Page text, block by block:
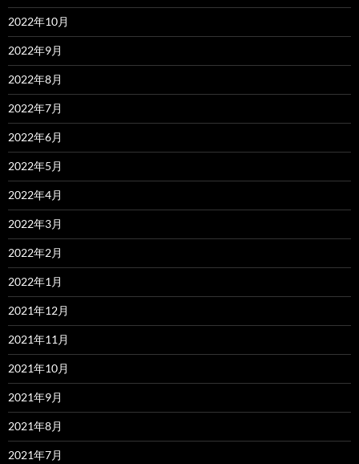
2022年10月
2022年9月
2022年8月
2022年7月
2022年6月
2022年5月
2022年4月
2022年3月
2022年2月
2022年1月
2021年12月
2021年11月
2021年10月
2021年9月
2021年8月
2021年7月